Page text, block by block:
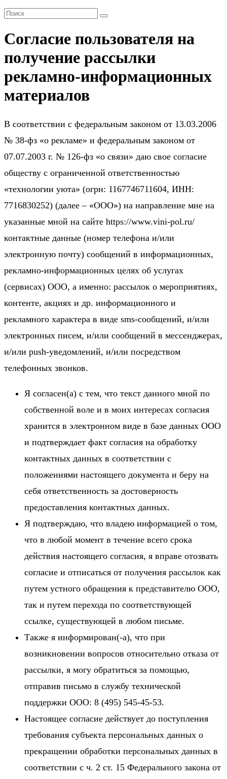
Согласие пользователя на
получение рассылки
рекламно-информационных
материалов
В соответствии с федеральным законом от 13.03.2006
№ 38-фз «о рекламе» и федеральным законом от
07.07.2003 г. № 126-фз «о связи» даю свое согласие
обществу с ограниченной ответственностью
«технологии уюта» (огрн: 1167746711604, ИНН:
7716830252) (далее – «ООО») на направление мне на
указанные мной на сайте https://www.vini-pol.ru/
контактные данные (номер телефона и/или
электронную почту) сообщений в информационных,
рекламно-информационных целях об услугах
(сервисах) ООО, а именно: рассылок о мероприятиях,
контенте, акциях и др. информационного и
рекламного характера в виде sms-сообщений, и/или
электронных писем, и/или сообщений в мессенджерах,
и/или push-уведомлений, и/или посредством
телефонных звонков.
Я согласен(а) с тем, что текст данного мной по
собственной воле и в моих интересах согласия
хранится в электронном виде в базе данных ООО
и подтверждает факт согласия на обработку
контактных данных в соответствии с
положениями настоящего документа и беру на
себя ответственность за достоверность
предоставления контактных данных.
Я подтверждаю, что владею информацией о том,
что в любой момент в течение всего срока
действия настоящего согласия, я вправе отозвать
согласие и отписаться от получения рассылок как
путем устного обращения к представителю ООО,
так и путем перехода по соответствующей
ссылке, существующей в любом письме.
Также я информирован(-а), что при
возникновении вопросов относительно отказа от
рассылки, я могу обратиться за помощью,
отправив письмо в службу технической
поддержки ООО: 8 (495) 545-45-53.
Настоящее согласие действует до поступления
требования субъекта персональных данных о
прекращении обработки персональных данных в
соответствии с ч. 2 ст. 15 Федерального закона от